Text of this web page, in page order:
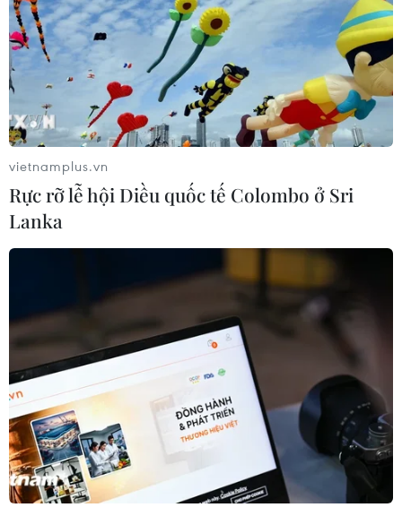
TIN CÙNG CHUYÊN MỤC
Từ 15/9, cấp giấy phép kinh doanh
vận tải trực tuyến trên Cổng Dịch vụ
công
10/08/2026 05:56
Ngành đường sắt hướng tới mục tiêu
1.500 container vận tải liên vận
vietnamplus.vn
Rực rỡ lễ hội Diều quốc tế Colombo ở Sri
Lanka